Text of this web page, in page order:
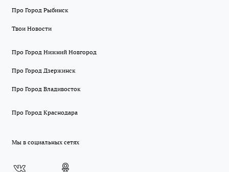
Про Город Рыбинск
Твои Новости
Про Город Нижний Новгород
Про Город Дзержинск
Про Город Владивосток
Про Город Краснодара
Мы в социальных сетях